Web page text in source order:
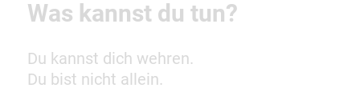
Was kannst du tun?
Du kannst dich wehren.
Du bist nicht allein.